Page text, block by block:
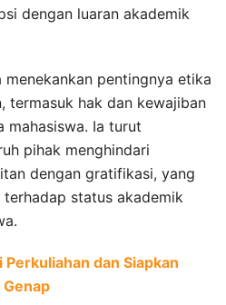
dengan luaran akademik
pentingnya etika
termasuk hak dan kewajiban
mahasiswa. Ia turut
pihak menghindari
dengan gratifikasi, yang
status akademik
Perkuliahan dan Siapkan